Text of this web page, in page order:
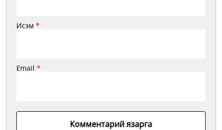
Исэм *
Email *
Комментарий язарга